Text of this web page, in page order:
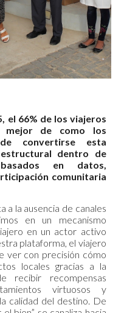
el 66% de los viajeros
mejor de como los
convertirse esta
dentro de
en datos,
comunitaria
a la ausencia de canales
en un mecanismo
en un actor activo
plataforma, el viajero
ver con precisión cómo
locales gracias a la
recibir recompensas
virtuosos y
calidad del destino. De